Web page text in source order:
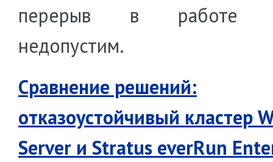
перерыв в работе
недопустим.
Сравнение решений:
отказоустойчивый кластер
Server и Stratus everRun